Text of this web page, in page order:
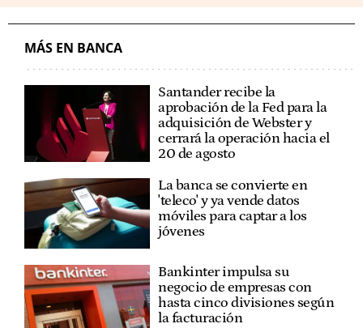
MÁS EN BANCA
Santander recibe la
aprobación de la Fed para la
adquisición de Webster y
cerrará la operación hacia el
20 de agosto
La banca se convierte en
'teleco' y ya vende datos
móviles para captar a los
jóvenes
Bankinter impulsa su
negocio de empresas con
hasta cinco divisiones según
la facturación